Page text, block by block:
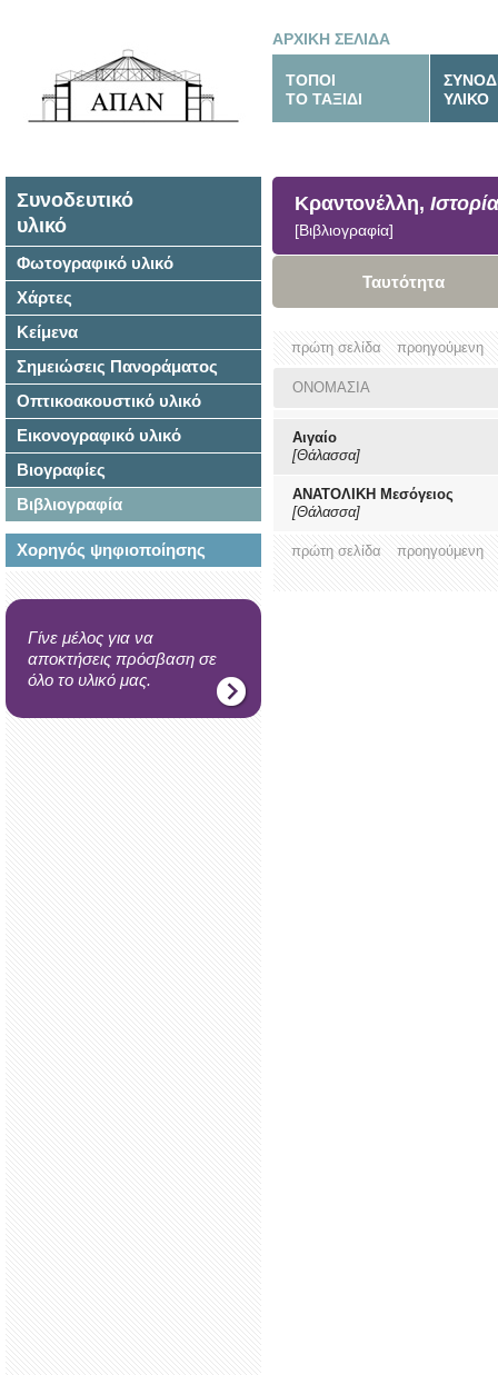
ΑΡΧΙΚΗ ΣΕΛΙΔΑ
ΤΟΠΟΙ
ΤΟ ΤΑΞΙΔΙ
ΥΛΙΚΟ
Συνοδευτικό
υλικό
Φωτογραφικό υλικό
Χάρτες
Κείμενα
Σημειώσεις Πανοράματος
Οπτικοακουστικό υλικό
Εικονογραφικό υλικό
Βιογραφίες
Βιβλιογραφία
Χορηγός ψηφιοποίησης
Γίνε μέλος για να
αποκτήσεις πρόσβαση σε
όλο το υλικό μας.
Κραντονέλλη,
[Βιβλιογραφία]
Ταυτότητα
πρώτη σελίδα προηγούμενη
ΟΝΟΜΑΣΙΑ
Αιγαίο
[Θάλασσα]
ΑΝΑΤΟΛΙΚΗ Μεσόγειος
[Θάλασσα]
πρώτη σελίδα προηγούμενη